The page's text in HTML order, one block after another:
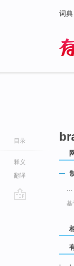
词典
目录
释义
翻译
基